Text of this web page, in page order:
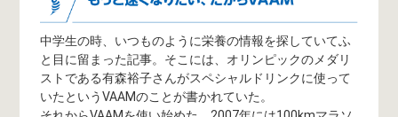
中学生の時、いつものように栄養の情報を探していてふ
と目に留まった記事。そこには、オリンピックのメダリ
ストである有森裕子さんがスペシャルドリンクに使って
いたというVAAMのことが書かれていた。